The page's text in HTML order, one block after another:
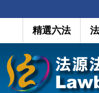
精選六法